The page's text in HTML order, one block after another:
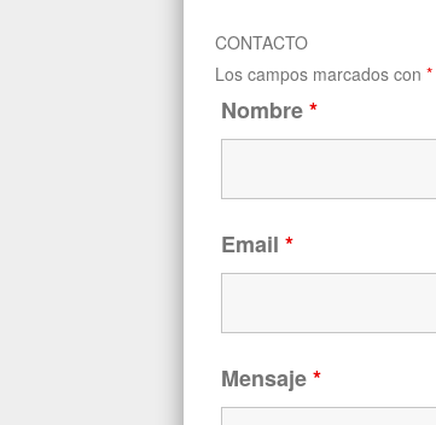
CONTACTO
Los campos marcados con *
Nombre*
Email *
Mensaje*